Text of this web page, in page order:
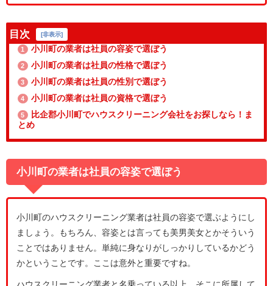
目次 [非表示]
1 小川町の業者は社員の容姿で選ぼう
2 小川町の業者は社員の性格で選ぼう
3 小川町の業者は社員の性別で選ぼう
4 小川町の業者は社員の資格で選ぼう
5
比企郡小川町でハウスクリーニング会社をお探しなら！ま
とめ
小川町の業者は社員の容姿で選ぼう
小川町のハウスクリーニング業者は社員の容姿で選ぶようにし
ましょう。もちろん、容姿とは言っても美男美女とかそういう
ことではありません。単純に身なりがしっかりしているかどう
かということです。ここは意外と重要ですね。